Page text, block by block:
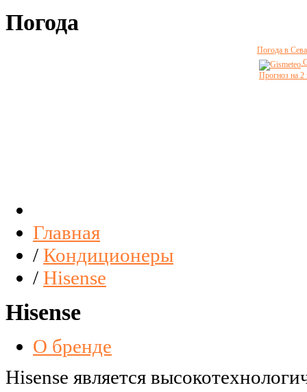
Погода
Погода в
Прогноз на 2
Главная
/ Кондиционеры
/ Hisense
Hisense
О бренде
Hisense является